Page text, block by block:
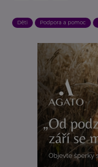
Děti Podpora a pomoc